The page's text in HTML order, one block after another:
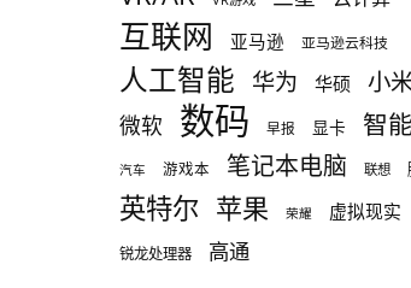
互联网 亚马逊 亚马逊云科技
人工智能 华为 华硕 小
微软 数码 早报 显卡 智
汽车 游戏本 笔记本电脑 联想
英特尔 苹果 荣耀 虚拟现实
锐龙处理器 高通